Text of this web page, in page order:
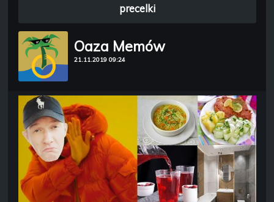
Oaza Memów
21.11.2019 09:24
precelki